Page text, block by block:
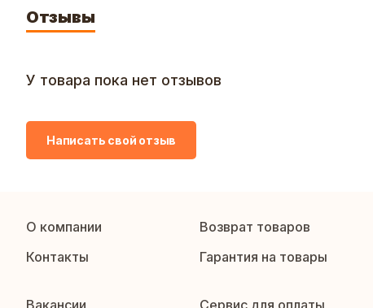
Отзывы
У товара пока нет отзывов
Написать свой отзыв
О компании Возврат товаров
Контакты
Гарантия на товары